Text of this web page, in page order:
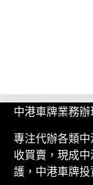
中港車牌業務辦
專注代辦各類
收買賣，現成
護，中港車牌投